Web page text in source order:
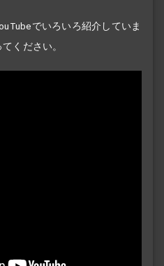
でいろいろ紹介していま
ください。